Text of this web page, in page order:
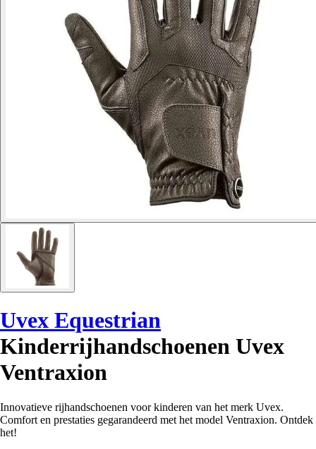
Uvex Equestrian
Kinderrijhandschoenen Uvex
Ventraxion
Innovatieve rijhandschoenen voor kinderen van het merk Uvex.
Comfort en prestaties gegarandeerd met het model Ventraxion. Ontdek
het!